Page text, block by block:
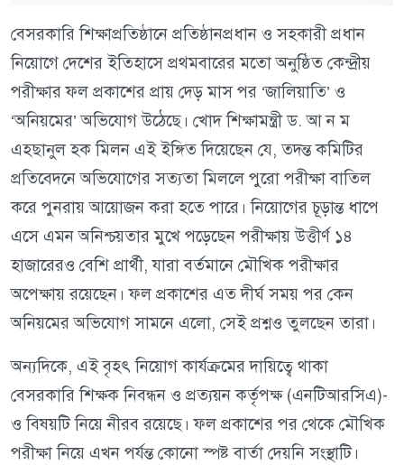
বেসরকারি শিক্ষাপ্রতিষ্ঠানে প্রতিষ্ঠানপ্রধান ও সহকারী প্রধান
নিয়োগে দেশের ইতিহাসে প্রথমবারের মতো অনুষ্ঠিত কেন্দ্রীয়
পরীক্ষার ফল প্রকাশের প্রায় দেড় মাস পর ‘জালিয়াতি’ ও
‘অনিয়মের’ অভিযোগ উঠেছে। খোদ শিক্ষামন্ত্রী ড. আ ন ম
এহছানুল হক মিলন এই ইঙ্গিত দিয়েছেন যে, তদন্ত কমিটির
প্রতিবেদনে অভিযোগের সত্যতা মিললে পুরো পরীক্ষা বাতিল
করে পুনরায় আয়োজন করা হতে পারে। নিয়োগের চূড়ান্ত ধাপে
এসে এমন অনিশ্চয়তার মুখে পড়েছেন পরীক্ষায় উত্তীর্ণ ১৪
হাজারেরও বেশি প্রার্থী, যারা বর্তমানে মৌখিক পরীক্ষার
অপেক্ষায় রয়েছেন। ফল প্রকাশের এত দীর্ঘ সময় পর কেন
অনিয়মের অভিযোগ সামনে এলো, সেই প্রশ্নও তুলছেন তারা।
অন্যদিকে, এই বৃহৎ নিয়োগ কার্যক্রমের দায়িত্বে থাকা
বেসরকারি শিক্ষক নিবন্ধন ও প্রত্যয়ন কর্তৃপক্ষ (এনটিআরসিএ)-
ও বিষয়টি নিয়ে নীরব রয়েছে। ফল প্রকাশের পর থেকে মৌখিক
পরীক্ষা নিয়ে এখন পর্যন্ত কোনো স্পষ্ট বার্তা দেয়নি সংস্থাটি।